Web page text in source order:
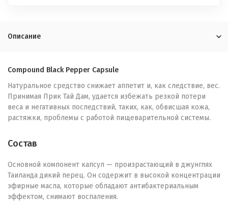
Описание
Compound Black Pepper Capsule
Натуральное средство снижает аппетит и, как следствие, вес.
Принимая Прик Тай Дам, удается избежать резкой потери
веса и негативных последствий, таких, как, обвисшая кожа,
растяжки, проблемы с работой пищеварительной системы.
Состав
Основной компонент капсул — произрастающий в джунглях
Таиланда дикий перец. Он содержит в высокой концентрации
эфирные масла, которые обладают антибактериальным
эффектом, снимают воспаления.